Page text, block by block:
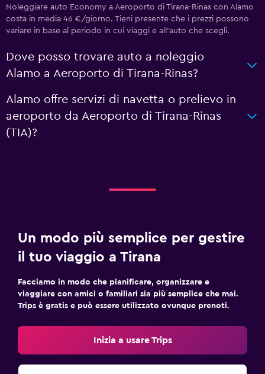
Noleggiare auto Economy a Aeroporto di Tirana-Rinas con Alamo
costa in media 46 €/giorno. Tieni presente che i prezzi possono
variare in base al periodo in cui viaggi e all'auto che scegli.
Dove posso trovare auto a noleggio
Alamo a Aeroporto di Tirana-Rinas?
Alamo offre servizi di navetta o prelievo in
aeroporto da Aeroporto di Tirana-Rinas
(TIA)?
Un modo più semplice per gestire
il tuo viaggio a Tirana
Facciamo in modo che pianificare, organizzare e
viaggiare con amici o familiari sia più semplice che mai.
Trips è gratis e può essere utilizzato ovunque prenoti.
Inizia a usare Trips